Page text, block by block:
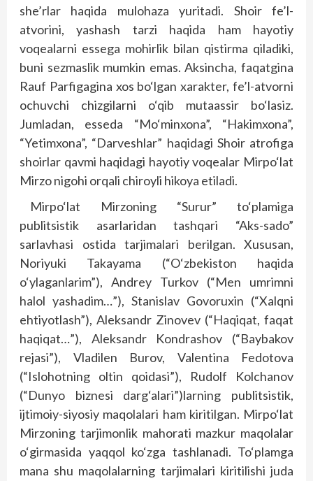
she’rlar haqida mulohaza yuritadi. Shoir fe’l-
atvorini, yashash tarzi haqida ham hayotiy
voqealarni essega mohirlik bilan qistirma qiladiki,
buni sezmaslik mumkin emas. Aksincha, faqatgina
Rauf Parfigagina xos bo‘lgan xarakter, fe’l-atvorni
ochuvchi chizgilarni o‘qib mutaassir bo‘lasiz.
Jumladan, esseda “Mo‘minxona”, “Hakimxona”,
“Yetimxona”, “Darveshlar” haqidagi Shoir atrofiga
shoirlar qavmi haqidagi hayotiy voqealar Mirpo‘lat
Mirzo nigohi orqali chiroyli hikoya etiladi.
Mirpo‘lat Mirzoning “Surur” to‘plamiga
publitsistik asarlaridan tashqari “Aks-sado”
sarlavhasi ostida tarjimalari berilgan. Xususan,
Noriyuki Takayama (“O‘zbekiston haqida
o‘ylaganlarim”), Andrey Turkov (“Men umrimni
halol yashadim…”), Stanislav Govoruxin (“Xalqni
ehtiyotlash”), Aleksandr Zinovev (“Haqiqat, faqat
haqiqat…”), Aleksandr Kondrashov (“Baybakov
rejasi”), Vladilen Burov, Valentina Fedotova
(“Islohotning oltin qoidasi”), Rudolf Kolchanov
(“Dunyo biznesi darg‘alari”)larning publitsistik,
ijtimoiy-siyosiy maqolalari ham kiritilgan. Mirpo‘lat
Mirzoning tarjimonlik mahorati mazkur maqolalar
o‘girmasida yaqqol ko‘zga tashlanadi. To‘plamga
mana shu maqolalarning tarjimalari kiritilishi juda